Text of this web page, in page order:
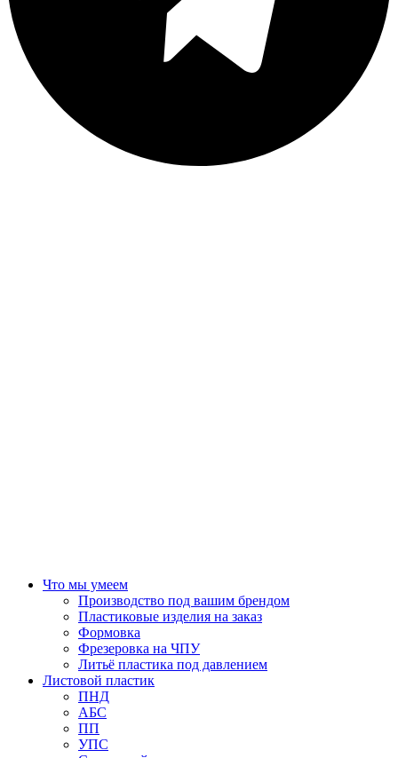
Что мы умеем
Производство под вашим брендом
Пластиковые изделия на заказ
Формовка
Фрезеровка на ЧПУ
Литьё пластика под давлением
Листовой пластик
ПНД
АБС
ПП
УПС